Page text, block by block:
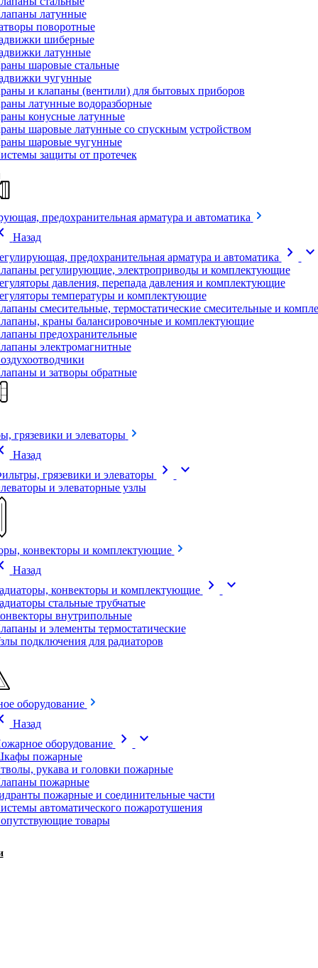
латунные
поворотные
шиберные
латунные
шаровые стальные
чугунные
и клапаны (вентили) для бытовых приборов
латунные водоразборные
конусные латунные
шаровые латунные со спускным устройством
шаровые чугунные
защиты от протечек
предохранительная арматура и автоматика
Назад
предохранительная арматура и автоматика
chevron_right expand_more
регулирующие, электроприводы и комплектующие
давления, перепада давления и комплектующие
температуры и комплектующие
смесительные, термостатические смесительные и
краны балансировочные и комплектующие
предохранительные
электромагнитные
и затворы обратные
грязевики и элеваторы
Назад
грязевики и элеваторы
chevron_right expand_more
и элеваторные узлы
конвекторы и комплектующие
Назад
конвекторы и комплектующие
chevron_right expand_more
стальные трубчатые
внутрипольные
и элементы термостатические
подключения для радиаторов
оборудование
Назад
оборудование
chevron_right expand_more
пожарные
рукава и головки пожарные
пожарные
пожарные и соединительные части
автоматического пожаротушения
товары